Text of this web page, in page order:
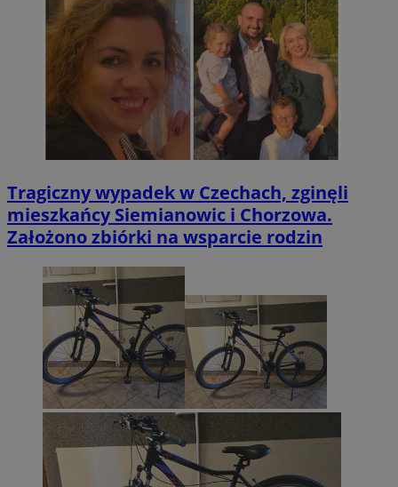
Tragiczny wypadek w Czechach, zginęli
mieszkańcy Siemianowic i Chorzowa.
Założono zbiórki na wsparcie rodzin